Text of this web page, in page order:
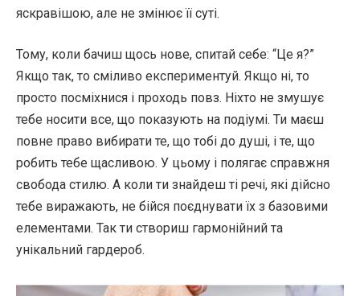
яскравішою, але не змінює її суті.
Тому, коли бачиш щось нове, спитай себе: “Це я?”
Якщо так, то сміливо експериментуй. Якщо ні, то
просто посміхнися і проходь повз. Ніхто не змушує
тебе носити все, що показують на подіумі. Ти маєш
повне право вибирати те, що тобі до душі, і те, що
робить тебе щасливою. У цьому і полягає справжня
свобода стилю. А коли ти знайдеш ті речі, які дійсно
тебе виражають, не бійся поєднувати їх з базовими
елементами. Так ти створиш гармонійний та
унікальний гардероб.